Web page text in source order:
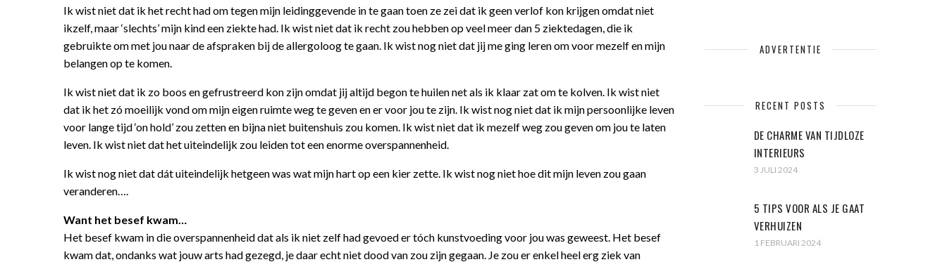
Ik wist niet dat ik het recht had om tegen mijn leidinggevende in te gaan toen ze zei dat ik geen verlof kon krijgen omdat niet
ikzelf, maar ‘slechts’ mijn kind een ziekte had. Ik wist niet dat ik recht zou hebben op veel meer dan 5 ziektedagen, die ik
gebruikte om met jou naar de afspraken bij de allergoloog te gaan. Ik wist nog niet dat jij me ging leren om voor mezelf en mijn
belangen op te komen.
Ik wist niet dat ik zo boos en gefrustreerd kon zijn omdat jij altijd begon te huilen net als ik klaar zat om te kolven. Ik wist niet
dat ik het zó moeilijk vond om mijn eigen ruimte weg te geven en er voor jou te zijn. Ik wist nog niet dat ik mijn persoonlijke leven
voor lange tijd ‘on hold’ zou zetten en bijna niet buitenshuis zou komen. Ik wist niet dat ik mezelf weg zou geven om jou te laten
leven. Ik wist niet dat het uiteindelijk zou leiden tot een enorme overspannenheid.
Ik wist nog niet dat dát uiteindelijk hetgeen was wat mijn hart op een kier zette. Ik wist nog niet hoe dit mijn leven zou gaan
veranderen….
Want het besef kwam…
Het besef kwam in die overspannenheid dat als ik niet zelf had gevoed er tóch kunstvoeding voor jou was geweest. Het besef
kwam dat, ondanks wat jouw arts had gezegd, je daar echt niet dood van zou zijn gegaan. Je zou er enkel heel erg ziek van
ADVERTENTIE
RECENT POSTS
DE CHARME VAN TIJDLOZE
INTERIEURS
3 JULI 2024
5 TIPS VOOR ALS JE GAAT
VERHUIZEN
1 FEBRUARI 2024